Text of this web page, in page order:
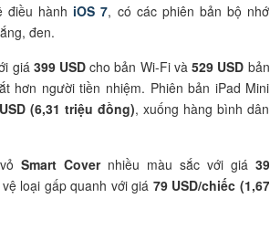
điều hành iOS 7, có các phiên bản bộ nhớ
đen.
giá 399 USD cho bản Wi-Fi và529 USD bản
hơn người tiền nhiệm. Phiên bản iPad Mini
(6,31 triệu đồng), xuống hàng bình dân
Smart Covernhiều màu sắc với giá 39
loại gấp quanh với giá 79 USD/chiếc (1,67